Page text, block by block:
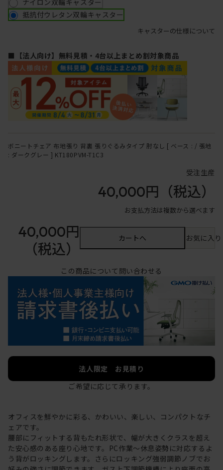
ナイロン双輪キャスター
抵抗付ウレタン双輪キャスター
キャスターの仕様について
■【法人向け】無料見積・4台以上まとめ割対象商品
ボニートチェア 布地張り 背裏 張りぐるみタイプ 肘なし [ ベース : / 張地
: ダークグレー ] KT180PVM-T1C3
受注生産
40,000円 （税込）
お支払方法は複数から選べます
40,000円
（税込）
カートへ お気に入
この商品について問い合わせる
法人限定 お見積り
ご希望に応じて承ります。
オフィスを鮮やかに彩る、かわいい、楽しい、コンパクトなチ
ェアです。
腰部にフィットする背もたれ形状で、幅が大きくクラスを超え
た安心感のある座り心地です。PC作業～休息姿勢に対応するよ
う背がロッキングします。さらにロッキング強弱調節ノブでお